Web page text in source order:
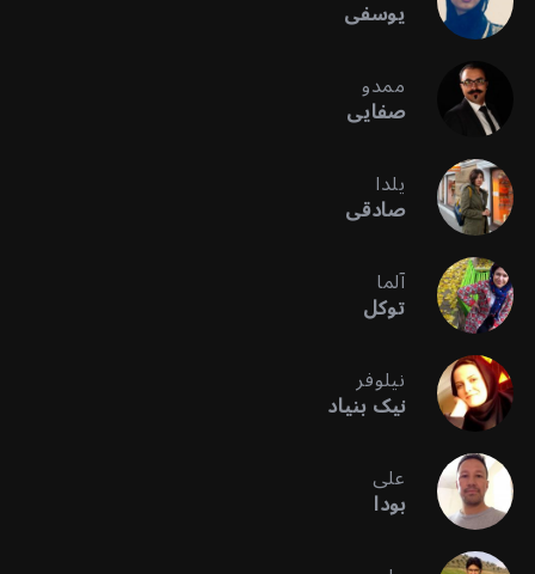
یوسفی
ممدو
صفایی
یلدا
صادقی
آلما
توکل
نیلوفر
نیک بنیاد
علی
بودا